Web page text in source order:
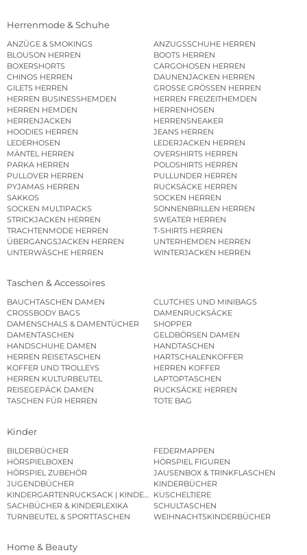
Herrenmode & Schuhe
ANZÜGE & SMOKINGS
ANZUGSSCHUHE HERREN
BLOUSON HERREN
BOOTS HERREN
BOXERSHORTS
CARGOHOSEN HERREN
CHINOS HERREN
DAUNENJACKEN HERREN
GILETS HERREN
GROSSE GRÖSSEN HERREN
HERREN BUSINESSHEMDEN
HERREN FREIZEITHEMDEN
HERREN HEMDEN
HERRENHOSEN
HERRENJACKEN
HERRENSNEAKER
HOODIES HERREN
JEANS HERREN
LEDERHOSEN
LEDERJACKEN HERREN
MÄNTEL HERREN
OVERSHIRTS HERREN
PARKA HERREN
POLOSHIRTS HERREN
PULLOVER HERREN
PULLUNDER HERREN
PYJAMAS HERREN
RUCKSÄCKE HERREN
SAKKOS
SOCKEN HERREN
SOCKEN MULTIPACKS
SONNENBRILLEN HERREN
STRICKJACKEN HERREN
SWEATER HERREN
TRACHTENMODE HERREN
T-SHIRTS HERREN
ÜBERGANGSJACKEN HERREN
UNTERHEMDEN HERREN
UNTERWÄSCHE HERREN
WINTERJACKEN HERREN
Taschen & Accessoires
BAUCHTASCHEN DAMEN
CLUTCHES UND MINIBAGS
CROSSBODY BAGS
DAMENRUCKSÄCKE
DAMENSCHALS & DAMENTÜCHER
SHOPPER
DAMENTASCHEN
GELDBÖRSEN DAMEN
HANDSCHUHE DAMEN
HANDTASCHEN
HERREN REISETASCHEN
HARTSCHALENKOFFER
KOFFER UND TROLLEYS
HERREN KOFFER
HERREN KULTURBEUTEL
LAPTOPTASCHEN
REISEGEPÄCK DAMEN
RUCKSÄCKE HERREN
TASCHEN FÜR HERREN
TOTE BAG
Kinder
BILDERBÜCHER
FEDERMAPPEN
HÖRSPIELBOXEN
HÖRSPIEL FIGUREN
HÖRSPIEL ZUBEHÖR
JAUSENBOX & TRINKFLASCHEN
JUGENDBÜCHER
KINDERBÜCHER
KINDERGARTENRUCKSACK | KINDERGARTENBEUTEL
KUSCHELTIERE
SACHBÜCHER & KINDERLEXIKA
SCHULTASCHEN
TURNBEUTEL & SPORTTASCHEN
WEIHNACHTSKINDERBÜCHER
Home & Beauty